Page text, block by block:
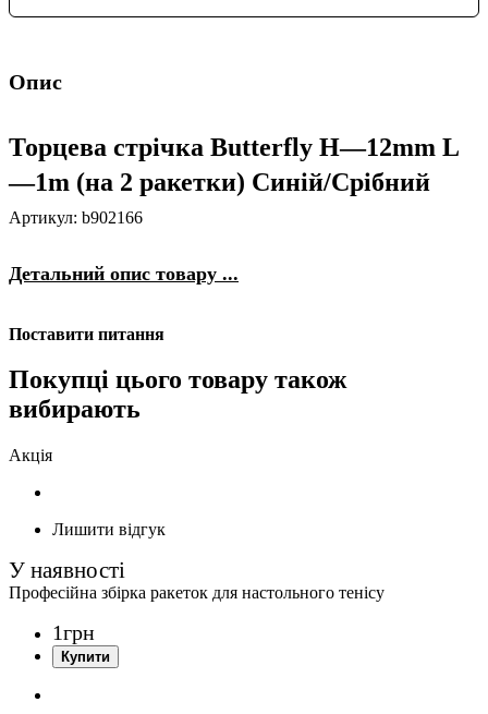
Опис
Торцева стрічка Butterfly H—12mm L
—1m (на 2 ракетки) Синій/Срібний
Артикул: b902166
Детальний опис товару ...
Поставити питання
Покупці цього товару також
вибирають
Акція
Лишити відгук
Професійна збірка ракеток для настольного тенісу
1грн